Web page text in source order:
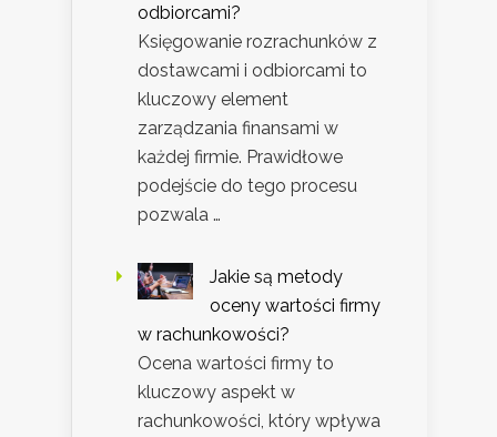
odbiorcami?
Księgowanie rozrachunków z
dostawcami i odbiorcami to
kluczowy element
zarządzania finansami w
każdej firmie. Prawidłowe
podejście do tego procesu
pozwala …
Jakie są metody
oceny wartości firmy
w rachunkowości?
Ocena wartości firmy to
kluczowy aspekt w
rachunkowości, który wpływa